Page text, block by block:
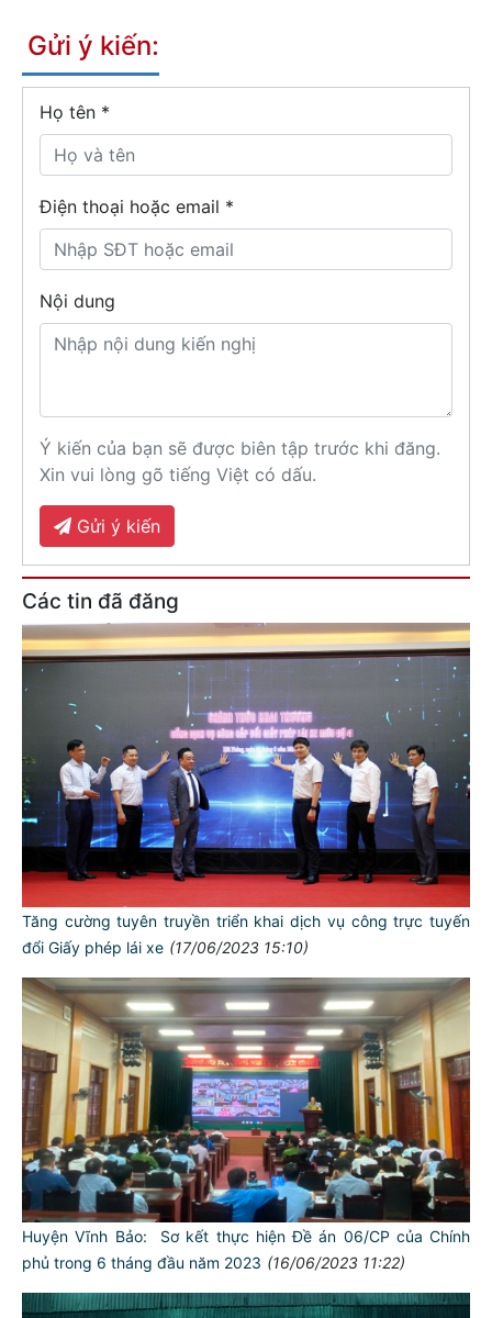
Gửi ý kiến:
Họ tên *
Điện thoại hoặc email *
Nội dung
Ý kiến của bạn sẽ được biên tập trước khi đăng.
Xin vui lòng gõ tiếng Việt có dấu.
Gửi ý kiến
Các tin đã đăng
Tăng cường tuyên truyền triển khai dịch vụ công trực tuyến
đổi Giấy phép lái xe (17/06/2023 15:10)
Huyện Vĩnh Bảo: Sơ kết thực hiện Đề án 06/CP của Chính
phủ trong 6 tháng đầu năm 2023 (16/06/2023 11:22)